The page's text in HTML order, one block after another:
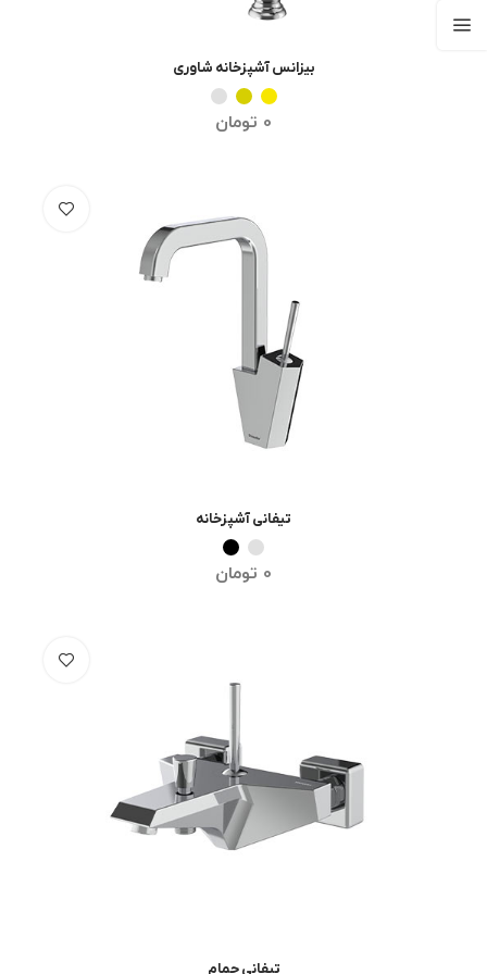
انتخاب گزینه ها
بیزانس آشپزخانه شاوری
0 تومان
انتخاب گزینه ها
تیفانی آشپزخانه
0 تومان
تیفانی حمام